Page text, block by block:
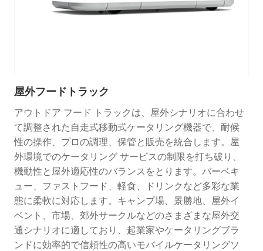
屋外フードトラック
アウトドア フード トラックは、屋外シナリオに合わせ
て調整された自走式移動式ケータリング機器で、耐候
性の操作、プロの調理、保管と販売を統合します。屋
外環境でのケータリング サービスの制限を打ち破り、
機動性と屋外適応性のバランスをとります。バーベキ
ュー、ファストフード、軽食、ドリンクなど多彩な業
態に柔軟に対応します。キャンプ場、景勝地、屋外イ
ベント、市場、郊外サークルなどのさまざまな屋外交
通シナリオに適しており、起業家やケータリングブラ
ンドに効率的で信頼性の高いモバイルケータリングソ